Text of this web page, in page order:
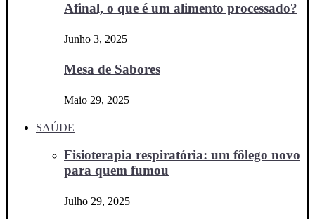
Afinal, o que é um alimento processado?
Junho 3, 2025
Mesa de Sabores
Maio 29, 2025
SAÚDE
Fisioterapia respiratória: um fôlego novo
para quem fumou
Julho 29, 2025